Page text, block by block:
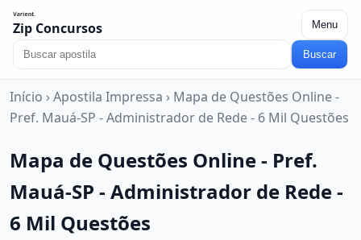
Zip Concursos Menu
Buscar
Início › Apostila Impressa › Mapa de Questões Online -
Pref. Mauá-SP - Administrador de Rede - 6 Mil Questões
Mapa de Questões Online - Pref.
Mauá-SP - Administrador de Rede -
6 Mil Questões